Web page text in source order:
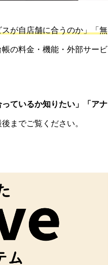
スが自店舗に合うのか」「無
の料金・機能・外部サービ
ているか知りたい」「アナ
までご覧ください。